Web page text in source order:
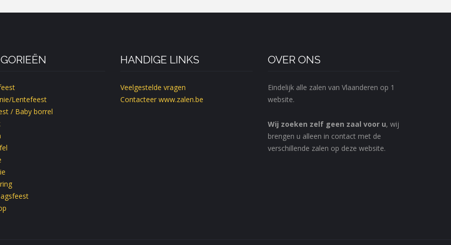
Lentefeest
/ Baby borrel
HANDIGE LINKS
Veelgestelde vragen
Contacteer www.zalen.be
OVER ONS
Eindelijk alle zalen van Vlaanderen op 1
website.
Wij zoeken zelf geen zaal voor u, wij
brengen u alleen in contact met de
verschillende zalen op deze website.